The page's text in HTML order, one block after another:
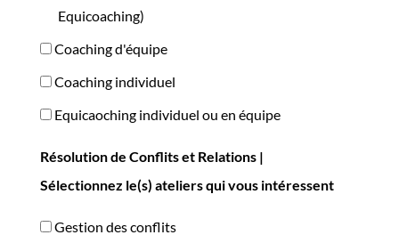
Equicoaching)
Coaching d'équipe
Coaching individuel
Equicaoching individuel ou en équipe
Résolution de Conflits et Relations |
Sélectionnez le(s) ateliers qui vous intéressent
Gestion des conflits